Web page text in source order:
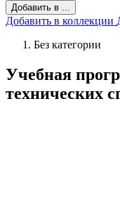
Добавить в ...
Добавить в коллекции
Без категории
Учебная
технических